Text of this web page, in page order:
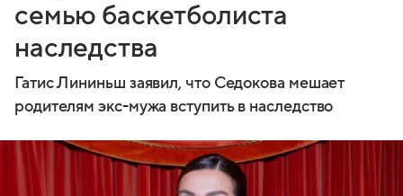
семью баскетболиста
наследства
Гатис Лининьш заявил, что Седокова мешает
родителям экс-мужа вступить в наследство